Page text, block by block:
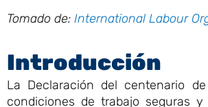
Tomado de: International Labour
Introducción
La Declaración del centenario
condiciones de trabajo seguras